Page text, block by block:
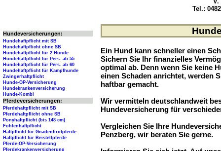
Ein Hund kann schneller einen
Sichern Sie Ihr finanzielles
optimal ab. Denn wenn Sie keine
einen Schaden anrichtet, werden
haftbar gemacht.
Wir vermitteln deutschlandweit
Hundeversicherung für
Vergleichen Sie Ihre
Penzberg, wir beraten Sie gerne.
Tel.:
Hundeversicherungen:
Hundehaftpflicht mit SB
Hundehaftpflicht ohne SB
Hundehaftpflicht für 2 Hunde
Hundehaftpflicht für Pers. ab 55
Hundehaftpflicht für Pers. ab 60
Hundehaftpflicht für Kampfhunde
Zwingerhaftpflicht
Hunde-OP-Versicherung
Hundekrankenversicherung
Hunde-Kombi
Pferdeversicherungen:
Pferdehaftpflicht mit SB
Pferdehaftpflicht ohne SB
Ponyhaftpflicht (bis 148 cm)
Fohlenhaftpflicht
Haftpflicht für Gnadenbrotpferde
Haftpflicht für Beistellpferde
Pferde-OP-Versicherung
Pferdekrankenversicherung